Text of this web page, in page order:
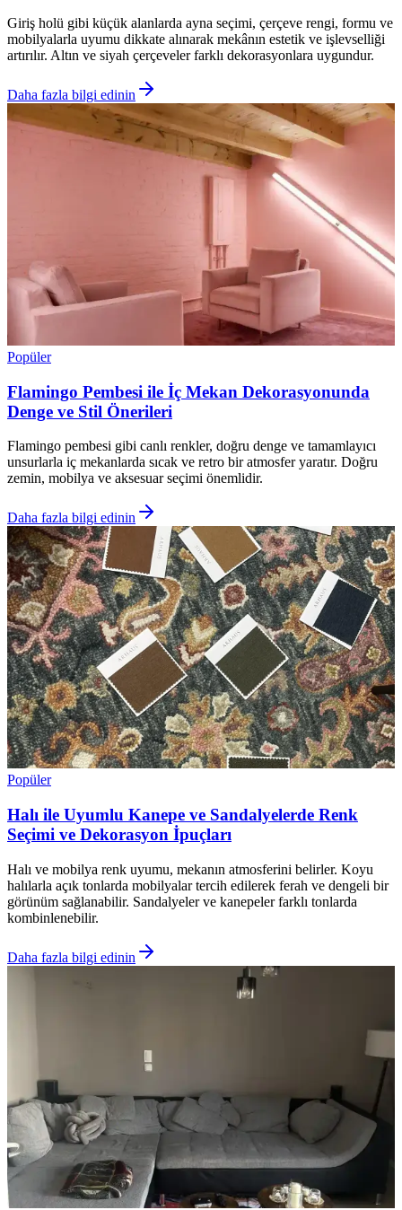
Giriş holü gibi küçük alanlarda ayna seçimi, çerçeve rengi, formu ve
mobilyalarla uyumu dikkate alınarak mekânın estetik ve işlevselliği
artırılır. Altın ve siyah çerçeveler farklı dekorasyonlara uygundur.
Daha fazla bilgi edinin
Popüler
Flamingo Pembesi ile İç Mekan Dekorasyonunda
Denge ve Stil Önerileri
Flamingo pembesi gibi canlı renkler, doğru denge ve tamamlayıcı
unsurlarla iç mekanlarda sıcak ve retro bir atmosfer yaratır. Doğru
zemin, mobilya ve aksesuar seçimi önemlidir.
Daha fazla bilgi edinin
Popüler
Halı ile Uyumlu Kanepe ve Sandalyelerde Renk
Seçimi ve Dekorasyon İpuçları
Halı ve mobilya renk uyumu, mekanın atmosferini belirler. Koyu
halılarla açık tonlarda mobilyalar tercih edilerek ferah ve dengeli bir
görünüm sağlanabilir. Sandalyeler ve kanepeler farklı tonlarda
kombinlenebilir.
Daha fazla bilgi edinin